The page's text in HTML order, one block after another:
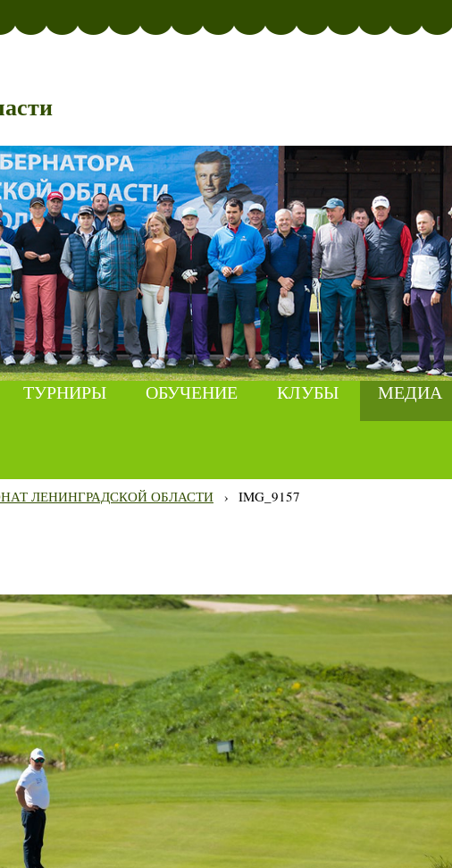
ТУРНИРЫ ОБУЧЕНИЕ КЛУБЫ МЕДИА
ЛЕНИНГРАДСКОЙ ОБЛАСТИ › IMG_9157